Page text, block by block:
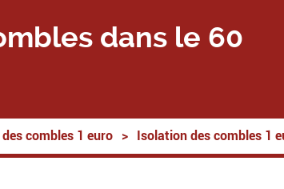
dans le 60
combles 1 euro > Isolation des combles 1